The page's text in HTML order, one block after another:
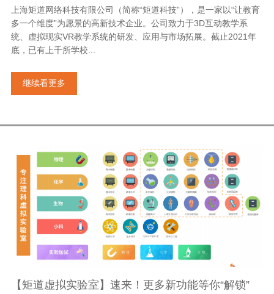
上海矩道网络科技有限公司（简称“矩道科技”），是一家以“让教育
多一个维度”为愿景的高新技术企业。公司致力于3D互动教学系
统、虚拟现实VR教学系统的研发、应用与市场拓展。截止2021年
底，已有上千所学校...
继续看更多
【矩道虚拟实验室】速来！更多新功能等你“解锁”